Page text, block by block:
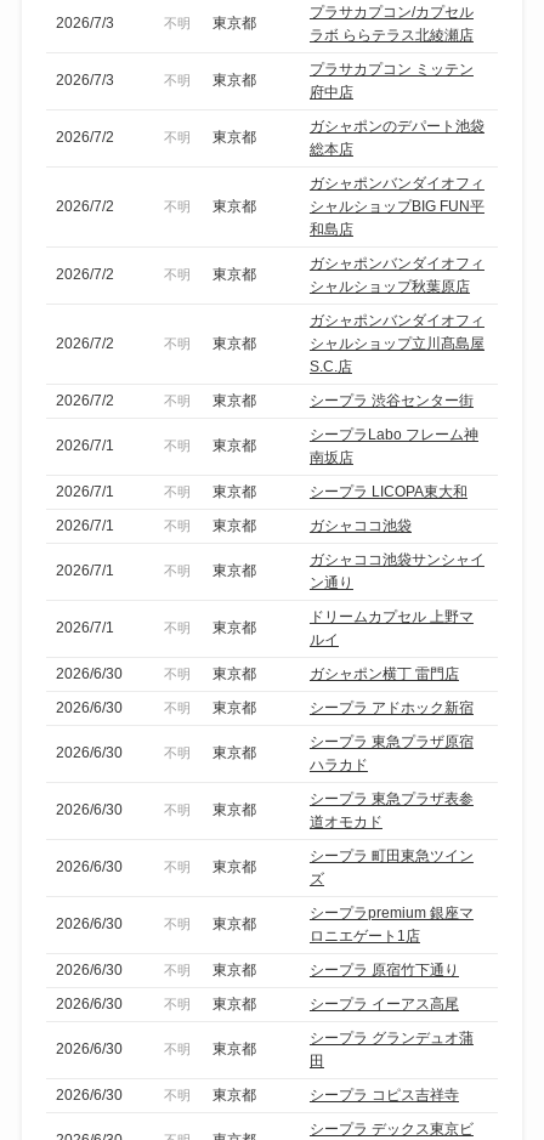
2026/7/3 不明 東京都
プラサカプコン/カプセル
ラボ ららテラス北綾瀬店
2026/7/3 不明 東京都
プラサカプコン ミッテン
府中店
2026/7/2 不明 東京都
ガシャポンのデパート池袋
総本店
2026/7/2 不明 東京都
ガシャポンバンダイオフィ
シャルショップBIG FUN平
和島店
2026/7/2 不明 東京都
ガシャポンバンダイオフィ
シャルショップ秋葉原店
2026/7/2 不明 東京都
ガシャポンバンダイオフィ
シャルショップ立川髙島屋
S.C.店
2026/7/2
不明 東京都 シープラ 渋谷センター街
2026/7/1 不明 東京都
シープラLabo フレーム神
南坂店
2026/7/1
不明 東京都
シープラ LICOPA東大和
2026/7/1
不明 東京都 ガシャココ池袋
2026/7/1 不明 東京都
ガシャココ池袋サンシャイ
ン通り
2026/7/1 不明 東京都
ドリームカプセル 上野マ
ルイ
2026/6/30
不明 東京都
ガシャポン横丁 雷門店
2026/6/30
不明 東京都 シープラ アドホック新宿
2026/6/30 不明 東京都
シープラ 東急プラザ原宿
ハラカド
2026/6/30 不明 東京都
シープラ 東急プラザ表参
道オモカド
2026/6/30 不明 東京都
シープラ 町田東急ツイン
ズ
2026/6/30 不明 東京都
シープラpremium 銀座マ
ロニエゲート1店
2026/6/30
不明 東京都
シープラ 原宿竹下通り
2026/6/30
不明 東京都 シープラ イーアス高尾
2026/6/30 不明 東京都
シープラ グランデュオ蒲
田
2026/6/30
不明 東京都 シープラ コピス吉祥寺
シープラ デックス東京ビ